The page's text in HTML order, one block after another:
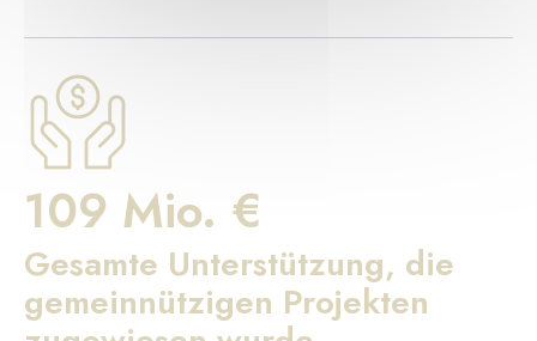
109 Mio. €
Gesamte Unterstützung, die
gemeinnützigen Projekten